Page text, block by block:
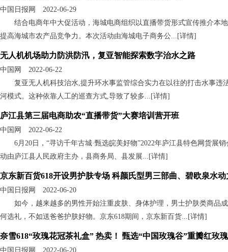
中国日报网 2022-06-29
结合电商年中大促活动，海城电商组织以直播带货形式宣传推介本
提高海城市农产品竞争力。本次活动由海城电子商务公...[详情]
无人机机场助力防洪防汛，复亚智能探索数字治水之路
中国网 2022-06-22
复亚无人机科技治水,提升环水事监管综合实力在以往的打击水事
河模式。这种依靠人工的巡查方式,导致了较多...[详情]
庐江县第三届电商助农“直播带货”大赛培训营开班
中国网 2022-06-22
6月20日，“寻访千年古城·甄选皖美好物”2022年庐江县特色网货展
动由庐江县人民政府主办，县商务局、县发展...[详情]
京东新百货618开设男护肤专场 科颜氏型男三部曲、碧欧泉水
中国日报网 2022-06-20
如今，越来越多的男性开始注重皮肤、身体护理，男士护肤类商品
何选礼，不如送爸爸护肤好物。京东618期间，京东新百货...[详情]
奈雪618“玫瑰花冠茶礼盒” 热卖！ 甄选“中国玫瑰谷”重瓣红玫瑰
中国日报网 2022-06-20